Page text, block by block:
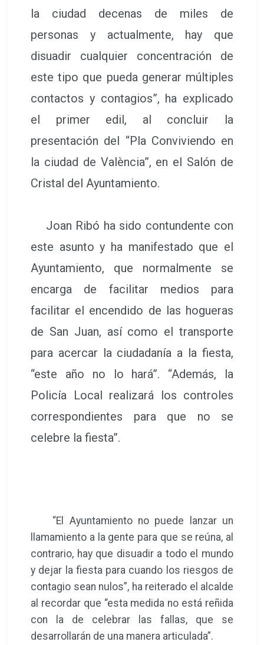
la ciudad decenas de miles de
personas y actualmente, hay que
disuadir cualquier concentración de
este tipo que pueda generar múltiples
contactos y contagios”, ha explicado
el primer edil, al concluir la
presentación del “Pla Conviviendo en
la ciudad de València”, en el Salón de
Cristal del Ayuntamiento.
Joan Ribó ha sido contundente con
este asunto y ha manifestado que el
Ayuntamiento, que normalmente se
encarga de facilitar medios para
facilitar el encendido de las hogueras
de San Juan, así como el transporte
para acercar la ciudadanía a la fiesta,
“este año no lo hará”. “Además, la
Policía Local realizará los controles
correspondientes para que no se
celebre la fiesta”.
“El Ayuntamiento no puede lanzar un
llamamiento a la gente para que se reúna, al
contrario, hay que disuadir a todo el mundo
y dejar la fiesta para cuando los riesgos de
contagio sean nulos”, ha reiterado el alcalde
al recordar que “esta medida no está reñida
con la de celebrar las fallas, que se
desarrollarán de una manera articulada”.